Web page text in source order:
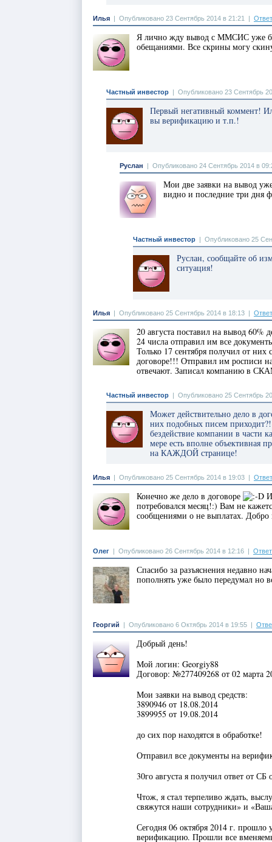
Илья | Опубликовано 23 Сентябрь 2014 в 21:21 |
Я лично жду вывод с ММСИС уже
обещаниями. Все скрины могу
Частный инвестор | Опубликовано 23 Сентябрь
Первый негативный коммент!
вы верификацию и т.п.!
Руслан | Опубликовано 24 Сентябрь 2014 в
Мои две заявки на вывод
видно и последние три дня
Частный инвестор | Опубликовано 25
Руслан, сообщайте об
ситуация!
Илья | Опубликовано 25 Сентябрь 2014 в 18:13 |
20 августа поставил на вывод 60%
24 числа отправил им все
Только 17 сентября получил от них
договоре!!! Отправил им росписи
отвечают. Записал компанию в
Частный инвестор | Опубликовано 25 Сентябрь
Может действительно дело в
них подобных писем
бездействие компании в части
мере есть вполне объективная
на КАЖДОЙ странице!
Илья | Опубликовано 25 Сентябрь 2014 в 19:03 |
Конечно же дело в договоре
потребовался месяц!:) Вам не
сообщениями о не выплатах. Добро
Олег | Опубликовано 26 Сентябрь 2014 в 12:16 |
Спасибо за разъяснения недавно
пополнять уже было передумал но
Георгий | Опубликовано 6 Октябрь 2014 в 19:55 |
Добрый день!
Мой логин: Georgiy88
Договор: №277409268 от 02 марта
Мои заявки на вывод средств:
3890946 от 18.08.2014
3899955 от 19.08.2014
до сих пор находятся в обработке!
Отправил все документы на
30го августа я получил ответ от
Чтож, я стал терпеливо ждать,
свяжутся наши сотрудники» и
Сегодня 06 октября 2014 г.
верификацию. Прошли все